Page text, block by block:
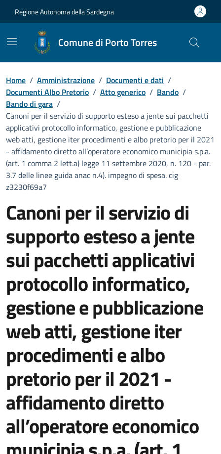
Regione Autonoma della Sardegna
Comune di Porto Torres
Home / Amministrazione / Documenti e dati /
Documenti Albo Pretorio / Atto generico / Bando /
Bando di gara /
Canoni per il servizio di supporto esteso a jente sui pacchetti
applicativi protocollo informatico, gestione e pubblicazione
web atti, gestione iter procedimenti e albo pretorio per il 2021
- affidamento diretto all’operatore economico municipia s.p.a.
(art. 1 comma 2 lett.a) legge 11 settembre 2020, n. 120 - par.
3.7 delle linee guida anac n.4). impegno di spesa. cig
z3230f69a7
Canoni per il servizio di
supporto esteso a jente
sui pacchetti applicativi
protocollo informatico,
gestione e pubblicazione
web atti, gestione iter
procedimenti e albo
pretorio per il 2021 -
affidamento diretto
all’operatore economico